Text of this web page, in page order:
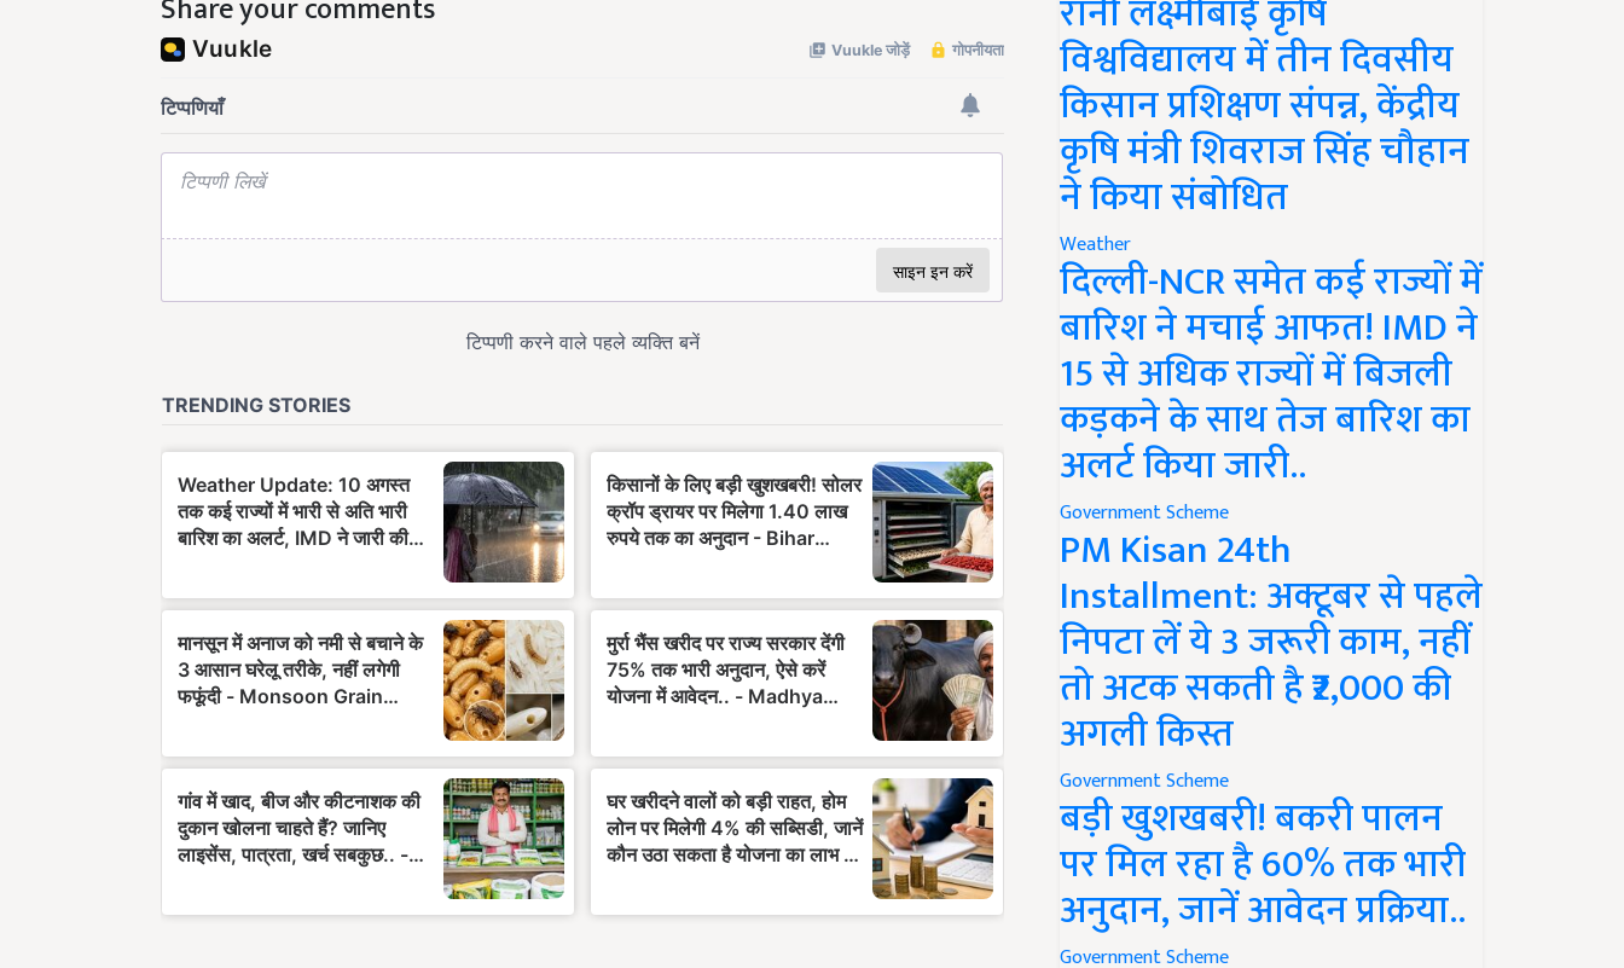
रानी लक्ष्मीबाई कृषि
विश्वविद्यालय में तीन दिवसीय
किसान प्रशिक्षण संपन्न, केंद्रीय
कृषि मंत्री शिवराज सिंह चौहान
ने किया संबोधित
Weather
दिल्ली-NCR समेत कई राज्यों में
बारिश ने मचाई आफत! IMD ने
15 से अधिक राज्यों में बिजली
कड़कने के साथ तेज बारिश का
अलर्ट किया जारी..
Government Scheme
PM Kisan 24th
Installment: अक्टूबर से पहले
निपटा लें ये 3 जरूरी काम, नहीं
तो अटक सकती है ₹2,000 की
अगली किस्त
Government Scheme
बड़ी खुशखबरी! बकरी पालन
पर मिल रहा है 60% तक भारी
अनुदान, जानें आवेदन प्रक्रिया..
Government Scheme